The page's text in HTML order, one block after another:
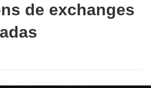
de exchanges